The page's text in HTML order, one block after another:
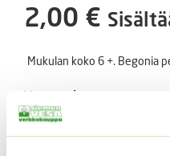
2,00 €
Mukulan koko 6 +. Begonia
Varasto loppu